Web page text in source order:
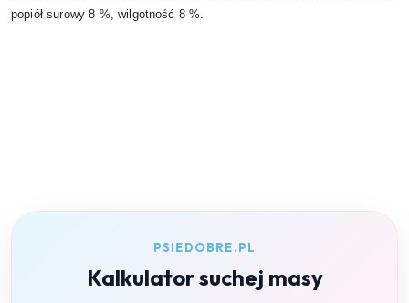
popiół surowy 8 %, wilgotność 8 %.
PSIEDOBRE.PL
Kalkulator suchej masy